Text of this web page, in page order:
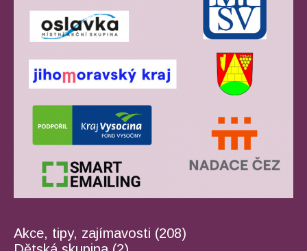
Akce, tipy, zajímavosti (208)